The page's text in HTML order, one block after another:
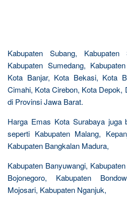
Kabupaten Subang, Kabupaten
Kabupaten Sumedang,
Kota Banjar, Kota Bekasi, Kota
Cimahi, Kota Cirebon, Kota Depok,
di Provinsi Jawa Barat.
Harga Emas Kota Surabaya juga
seperti Kabupaten Malang,
Kabupaten Bangkalan Madura,
Kabupaten Banyuwangi,
Bojonegoro, Kabupaten
Mojosari, Kabupaten Nganjuk,